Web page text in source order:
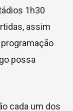
1h30
assim
possa
cada um dos